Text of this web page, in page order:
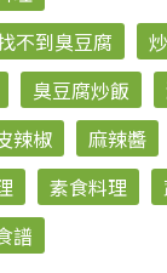
不到臭豆腐
臭豆腐炒飯
辣椒 麻辣醬
素食料理
譜